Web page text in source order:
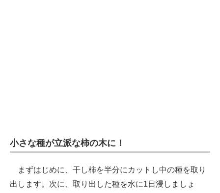
小さな種が立派な柿の木に！
まずはじめに、干し柿を半分にカットし中の種を取り
出します。次に、取り出した種を水に1日浸しましょ